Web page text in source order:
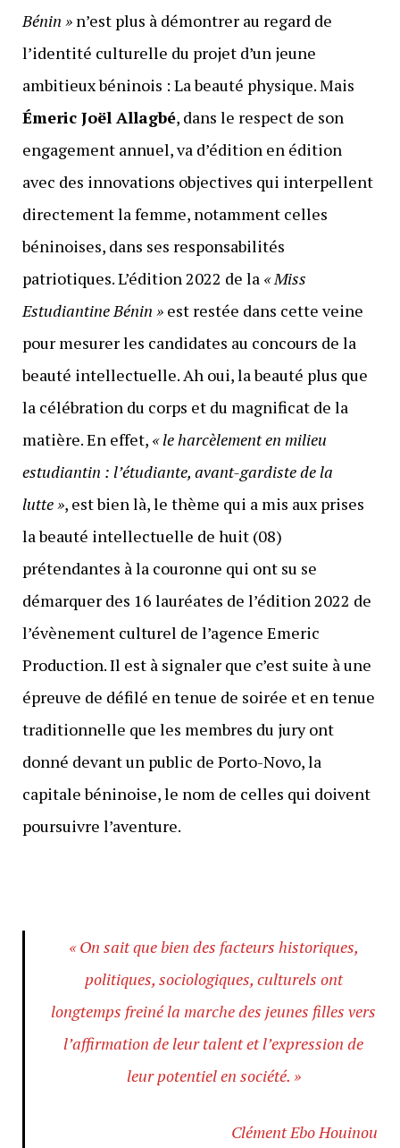
Bénin »n’est plus à démontrer au regard de
l’identité culturelle du projet d’un jeune
ambitieux béninois : La beauté physique. Mais
Émeric Joël Allagbé, dans le respect de son
engagement annuel, va d’édition en édition
avec des innovations objectives qui interpellent
directement la femme, notamment celles
béninoises, dans ses responsabilités
patriotiques. L’édition 2022 de la « Miss
Estudiantine Bénin »est restée dans cette veine
pour mesurer les candidates au concours de la
beauté intellectuelle. Ah oui, la beauté plus que
la célébration du corps et du magnificat de la
matière. En effet, « le harcèlement en milieu
estudiantin : l’étudiante, avant-gardiste de la
lutte », est bien là, le thème qui a mis aux prises
la beauté intellectuelle de huit (08)
prétendantes à la couronne qui ont su se
démarquer des 16 lauréates de l’édition 2022 de
l’évènement culturel de l’agence Emeric
Production. Il est à signaler que c’est suite à une
épreuve de défilé en tenue de soirée et en tenue
traditionnelle que les membres du jury ont
donné devant un public de Porto-Novo, la
capitale béninoise, le nom de celles qui doivent
poursuivre l’aventure.
« On sait que bien des facteurs historiques,
politiques, sociologiques, culturels ont
longtemps freiné la marche des jeunes filles vers
l’affirmation de leur talent et l’expression de
leur potentiel en société. »
Clément Ebo Houinou